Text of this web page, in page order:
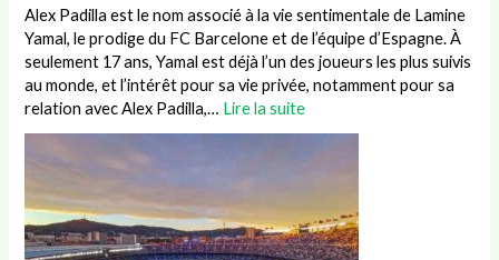
Alex Padilla est le nom associé à la vie sentimentale de Lamine
Yamal, le prodige du FC Barcelone et de l’équipe d’Espagne. À
seulement 17 ans, Yamal est déjà l’un des joueurs les plus suivis
au monde, et l’intérêt pour sa vie privée, notamment pour sa
relation avec Alex Padilla,… Lire la suite